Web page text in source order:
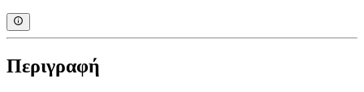
Περιγραφή